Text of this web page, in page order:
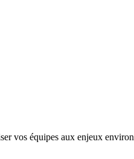
équipes aux enjeux